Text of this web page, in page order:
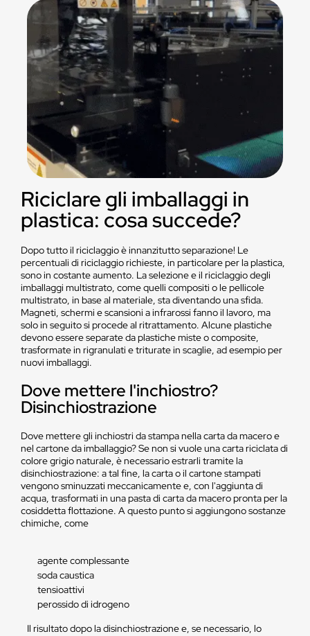
Riciclare gli imballaggi in
plastica: cosa succede?
Dopo tutto il riciclaggio è innanzitutto separazione! Le
percentuali di riciclaggio richieste, in particolare per la plastica,
sono in costante aumento. La selezione e il riciclaggio degli
imballaggi multistrato, come quelli compositi o le pellicole
multistrato, in base al materiale, sta diventando una sfida.
Magneti, schermi e scansioni a infrarossi fanno il lavoro, ma
solo in seguito si procede al ritrattamento. Alcune plastiche
devono essere separate da plastiche miste o composite,
trasformate in rigranulati e triturate in scaglie, ad esempio per
nuovi imballaggi.
Dove mettere l'inchiostro?
Disinchiostrazione
Dove mettere gli inchiostri da stampa nella carta da macero e
nel cartone da imballaggio? Se non si vuole una carta riciclata di
colore grigio naturale, è necessario estrarli tramite la
disinchiostrazione: a tal fine, la carta o il cartone stampati
vengono sminuzzati meccanicamente e, con l'aggiunta di
acqua, trasformati in una pasta di carta da macero pronta per la
cosiddetta flottazione. A questo punto si aggiungono sostanze
chimiche, come
agente complessante
soda caustica
tensioattivi
perossido di idrogeno
Il risultato dopo la disinchiostrazione e, se necessario, lo